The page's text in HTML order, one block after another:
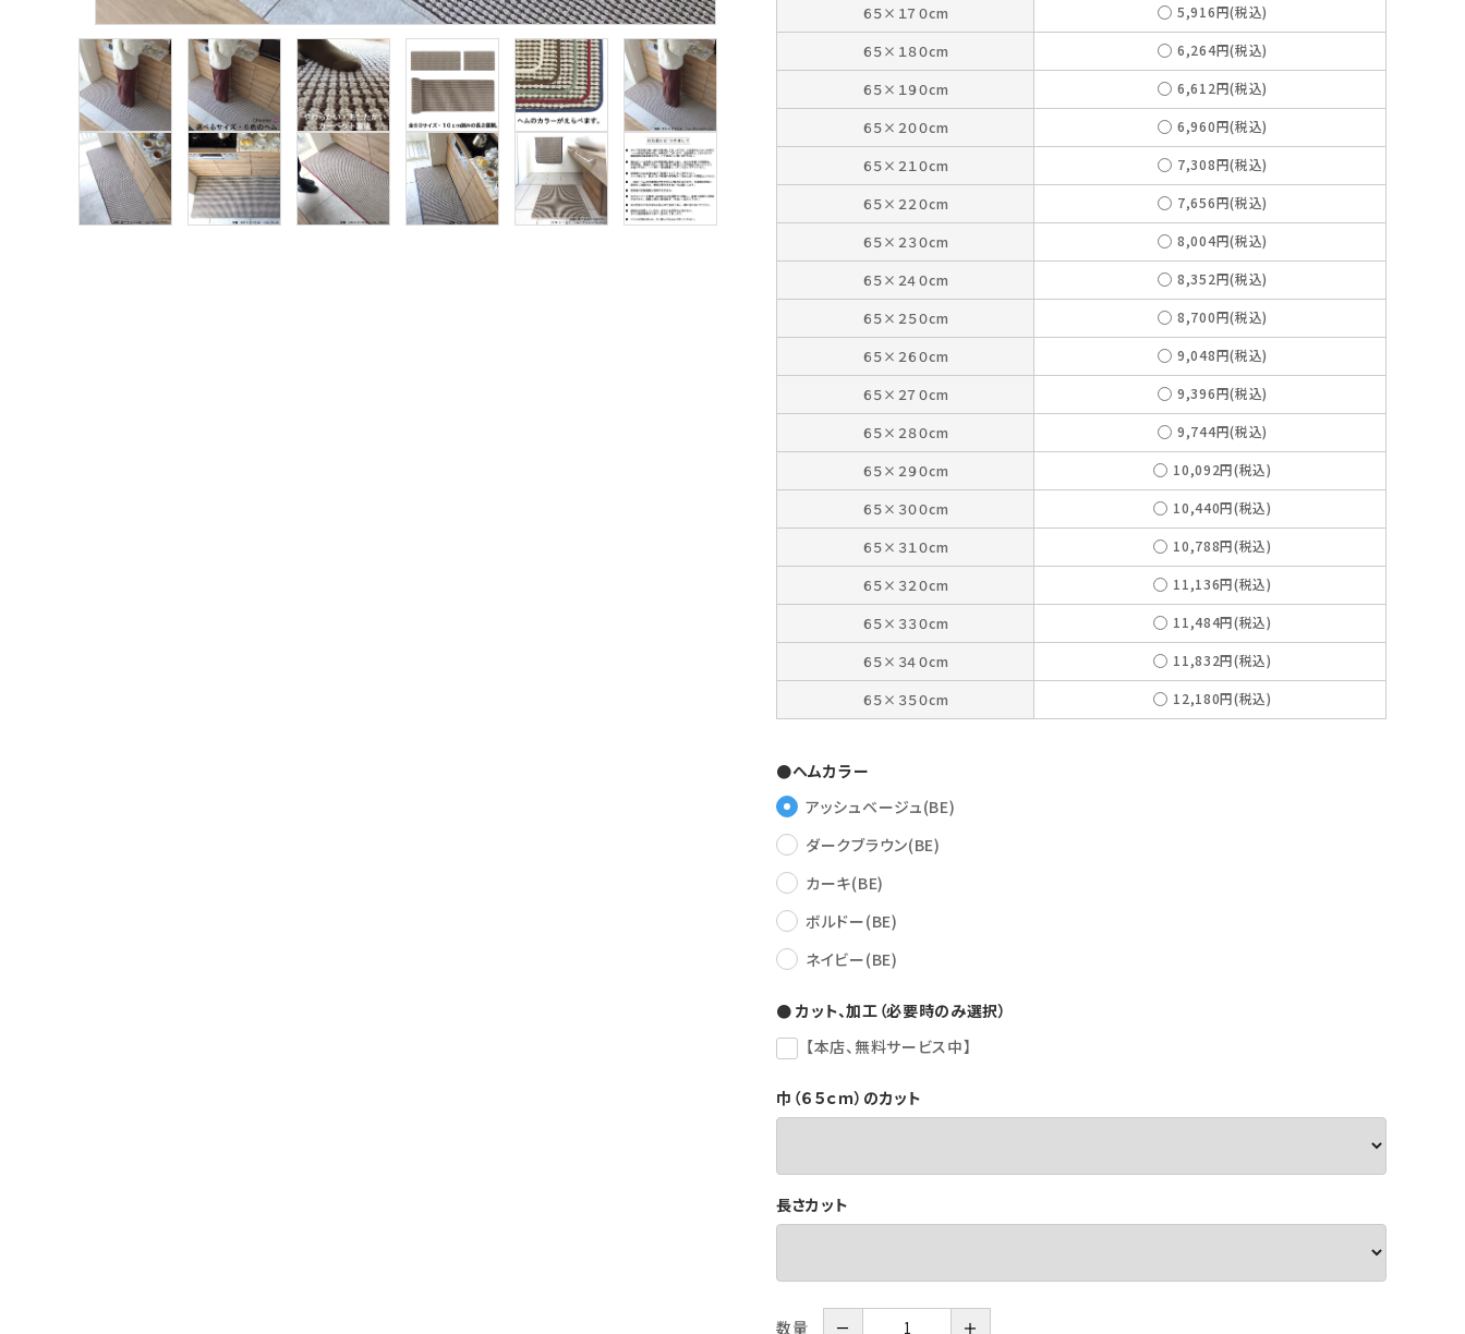
６５×１７０cm 5,916円(税込)
６５×１８０cm 6,264円(税込)
６５×１９０cm 6,612円(税込)
６５×２００cm 6,960円(税込)
６５×２１０cm 7,308円(税込)
６５×２２０cm 7,656円(税込)
６５×２３０cm 8,004円(税込)
６５×２４０cm 8,352円(税込)
６５×２５０cm 8,700円(税込)
６５×２６０cm 9,048円(税込)
６５×２７０cm 9,396円(税込)
６５×２８０cm 9,744円(税込)
６５×２９０cm 10,092円(税込)
６５×３００cm 10,440円(税込)
６５×３１０cm 10,788円(税込)
６５×３２０cm 11,136円(税込)
６５×３３０cm 11,484円(税込)
６５×３４０cm 11,832円(税込)
６５×３５０cm 12,180円(税込)
●ヘムカラー
アッシュベージュ(BE)
ダークブラウン(BE)
カーキ(BE)
ボルドー(BE)
ネイビー(BE)
● カット、加工（必要時のみ選択）
【本店、無料サービス中】
巾（６５ｃｍ）のカット
長さカット
数量 － ＋